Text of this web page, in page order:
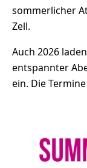
sommerlicher
Zell.
Auch 2026
entspannter
ein. Die